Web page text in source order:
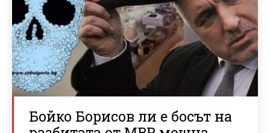
Бойко Борисов ли е босът на